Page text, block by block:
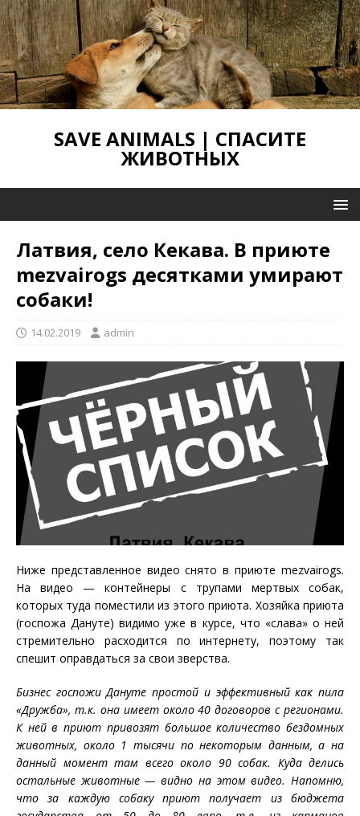
SAVE ANIMALS | СПАСИТЕ
ЖИВОТНЫХ
Латвия, село Кекава. В приюте
mezvairogs десятками умирают
собаки!
14.02.2019 admin
Ниже представленное видео снято в приюте mezvairogs.
На видео — контейнеры с трупами мертвых собак,
которых туда поместили из этого приюта. Хозяйка приюта
(госпожа Дануте) видимо уже в курсе, что «слава» о ней
стремительно расходится по интернету, поэтому так
спешит оправдаться за свои зверства.
Бизнес госпожи Дануте простой и эффективный как пила
«Дружба», т.к. она имеет около 40 договоров с регионами.
К ней в приют привозят большое количество бездомных
животных, около 1 тысячи по некоторым данным, а на
данный момент там всего около 90 собак. Куда делись
остальные животные — видно на этом видео. Напомню,
что за каждую собаку приют получает из бюджета